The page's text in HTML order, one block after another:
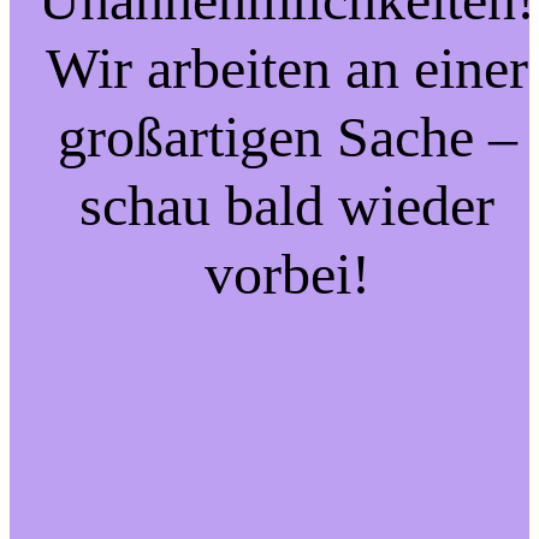
Wir arbeiten an einer
großartigen Sache –
schau bald wieder
vorbei!